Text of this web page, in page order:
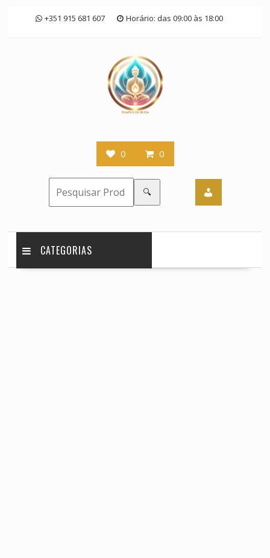
+351 915 681 607 Horário: das 09:00 às 18:00
0 0
🔍
CATEGORIAS